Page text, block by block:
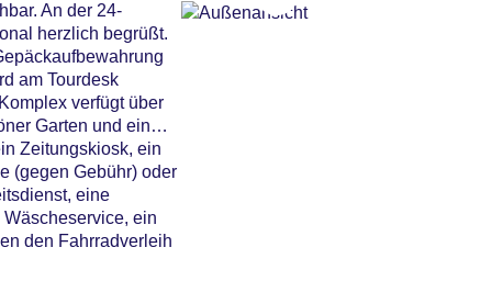
An der 24-
herzlich begrüßt.
am Tourdesk
verfügt über
Garten und ein
Zeitungskiosk, ein
(gegen Gebühr) oder
eine
ein
den Fahrradverleih